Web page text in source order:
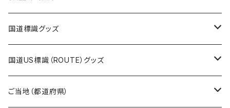
エコバッグ
モーテルキーホルダー
トートバッグ
エコバッグ
千葉ロッテマリーンズコラボ
モーテルキーホルダー
ホテルキーホルダー
トートバッグ
ホテルキーホルダー
ステッカー
ステッカー
ホテルキーホルダー
国道標識グッズ
ステッカー
国道0～99号線
Tシャツ
国道US標識（ROUTE）グッズ
ステッカー
ご当地（都道府県）